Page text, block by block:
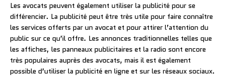
Les avocats peuvent également utiliser la publicité pour se
différencier. La publicité peut être très utile pour faire connaître
les services offerts par un avocat et pour attirer l’attention du
public sur ce qu’il offre. Les annonces traditionnelles telles que
les affiches, les panneaux publicitaires et la radio sont encore
très populaires auprès des avocats, mais il est également
possible d’utiliser la publicité en ligne et sur les réseaux sociaux.